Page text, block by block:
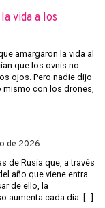
vida a los
amargaron la vida al
que los ovnis no
ojos. Pero nadie dijo
mismo con los drones,
de 2026
de Rusia que, a través
año que viene entra
de ello, la
aumenta cada dia. […]